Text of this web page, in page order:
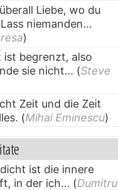
Liebe, wo du
niemanden...
)
ist begrenzt, also
sie nicht... (Steve
Zeit und die Zeit
(Mihai Eminescu)
ist die innere
in der ich... (Dumitru